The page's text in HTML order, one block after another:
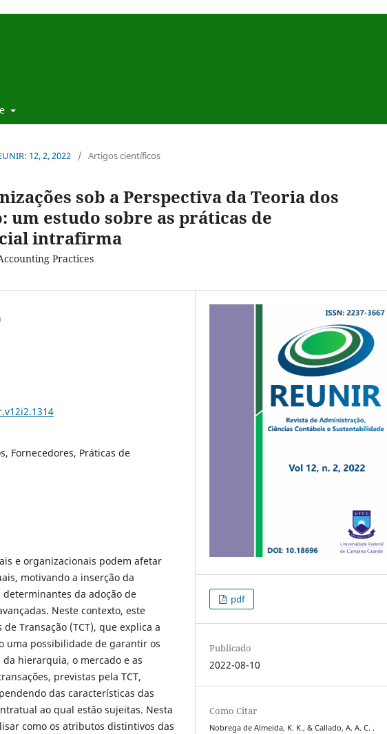
12, 2, 2022 / Artigos científicos
sob a Perspectiva da Teoria dos
um estudo sobre as práticas de
intrafirma
Practices
Fornecedores, Práticas de
e organizacionais podem afetar
motivando a inserção da
da adoção de
Neste contexto, este
Transação (TCT), que explica a
uma possibilidade de garantir os
hierarquia, o mercado e as
previstas pela TCT,
das características das
ao qual estão sujeitas. Nesta
como os atributos distintivos das
pdf
Publicado
2022-08-10
Como Citar
Nobrega de Almeida, K. K., & Callado, A. A. C. .